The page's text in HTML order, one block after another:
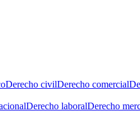
Derecho civilDerecho comercial
Derecho laboralDerecho